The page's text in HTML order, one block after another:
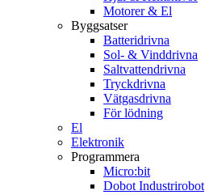
Motorer & El
Byggsatser
Batteridrivna
Sol- & Vinddrivna
Saltvattendrivna
Tryckdrivna
Vätgasdrivna
För lödning
El
Elektronik
Programmera
Micro:bit
Dobot Industrirobot